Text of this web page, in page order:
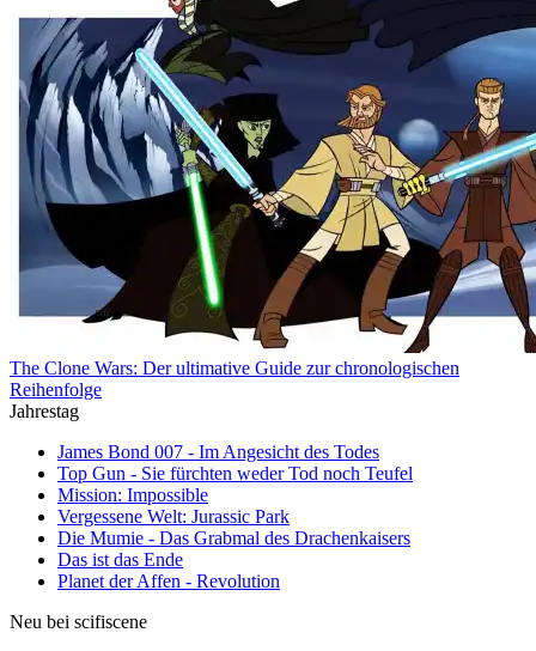
The Clone Wars: Der ultimative Guide zur chronologischen
Reihenfolge
Jahrestag
James Bond 007 - Im Angesicht des Todes
Top Gun - Sie fürchten weder Tod noch Teufel
Mission: Impossible
Vergessene Welt: Jurassic Park
Die Mumie - Das Grabmal des Drachenkaisers
Das ist das Ende
Planet der Affen - Revolution
Neu bei scifiscene